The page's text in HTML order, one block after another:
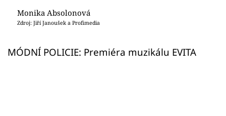
Sledujte prima+
Přihlášení
Monika Absolonová
Zdroj: Jiří Janoušek a Profimedia
MÓDNÍ POLICIE: Premiéra muzikálu EVITA